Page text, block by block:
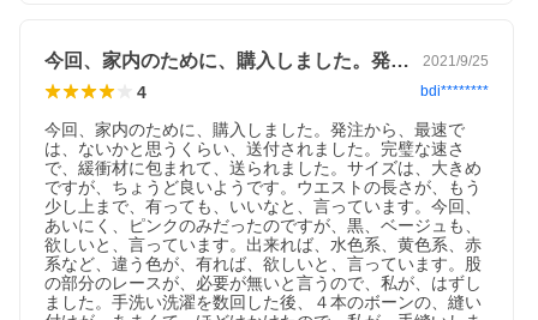
追跡番号をお送り致しますので、ご安心下さいませ。
お問い合わせの際は、商品名と注文番号をお願いします。
【発送に関しまして】
※お昼１２時までのお支払いで、当日もしくは、翌日に発送させ
ていただいております。
ただし、週末のお支払い分に関しては、土日が定休日のため発送
が遅れます。月曜日になることがございます。なるべく早く出荷
できる様に頑張ります。
到着日の指定はできません。
今回、家内のために、購入しました。発注… 2021/9/25
4 bdi********
今回、家内のために、購入しました。発注から、最速で
は、ないかと思うくらい、送付されました。完璧な速さ
で、緩衝材に包まれて、送られました。サイズは、大きめ
ですが、ちょうど良いようです。ウエストの長さが、もう
少し上まで、有っても、いいなと、言っています。今回、
あいにく、ピンクのみだったのですが、黒、ベージュも、
欲しいと、言っています。出来れば、水色系、黄色系、赤
系など、違う色が、有れば、欲しいと、言っています。股
の部分のレースが、必要が無いと言うので、私が、はずし
ました。手洗い洗濯を数回した後、４本のボーンの、縫い